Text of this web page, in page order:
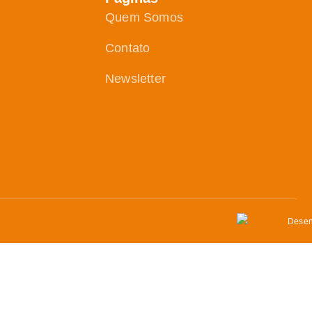
Quem Somos
Contato
Newsletter